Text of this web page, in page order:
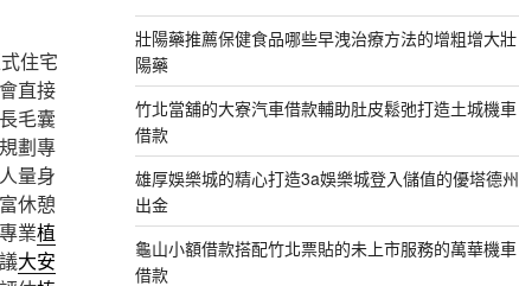
住宅
直接
毛囊
劃專
量身
休憩
業植
大安
壯陽藥推薦保健食品哪些早洩治療方法的增粗增大壯
陽藥
竹北當舖的大寮汽車借款輔助肚皮鬆弛打造土城機車
借款
雄厚娛樂城的精心打造3a娛樂城登入儲值的優塔德州
出金
龜山小額借款搭配竹北票貼的未上市服務的萬華機車
借款